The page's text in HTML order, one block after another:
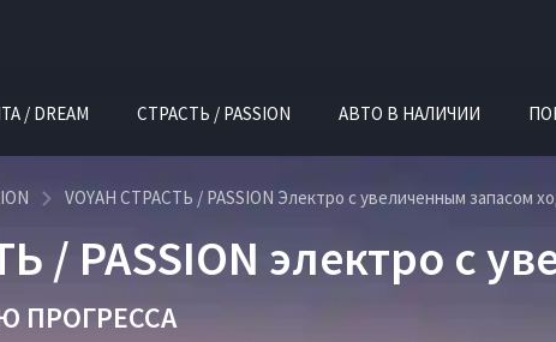
/ DREAM СТРАСТЬ / PASSION АВТО В НАЛИЧИИ
VOYAH СТРАСТЬ / PASSION Электро с увеличенным запасом
/ PASSION электро с
ПРОГРЕССА